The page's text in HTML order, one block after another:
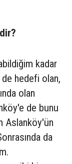
kadar
hedefi olan,
olan
de bunu
Aslanköy'ün
da